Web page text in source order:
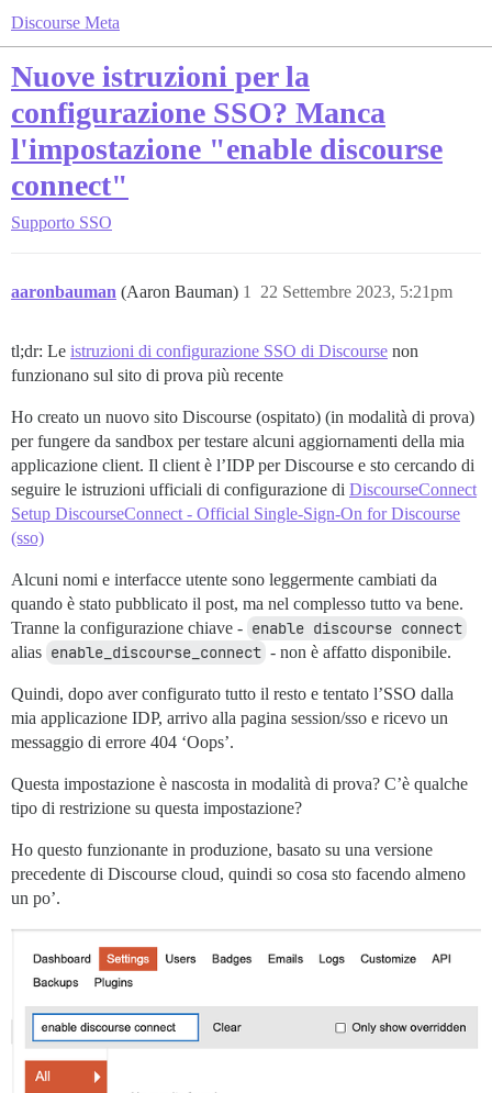
Discourse Meta
Nuove istruzioni per la
configurazione SSO? Manca
l'impostazione "enable discourse
connect"
Supporto SSO
aaronbauman (Aaron Bauman) 22 Settembre 2023, 5:21pm
1
tl;dr: Le istruzioni di configurazione SSO di Discourse non
funzionano sul sito di prova più recente
Ho creato un nuovo sito Discourse (ospitato) (in modalità di prova)
per fungere da sandbox per testare alcuni aggiornamenti della mia
applicazione client. Il client è l’IDP per Discourse e sto cercando di
seguire le istruzioni ufficiali di configurazione di DiscourseConnect
Setup DiscourseConnect - Official Single-Sign-On for Discourse
(sso)
Alcuni nomi e interfacce utente sono leggermente cambiati da
quando è stato pubblicato il post, ma nel complesso tutto va bene.
Tranne la configurazione chiave - enable discourse connect
alias enable_discourse_connect - non è affatto disponibile.
Quindi, dopo aver configurato tutto il resto e tentato l’SSO dalla
mia applicazione IDP, arrivo alla pagina session/sso e ricevo un
messaggio di errore 404 ‘Oops’.
Questa impostazione è nascosta in modalità di prova? C’è qualche
tipo di restrizione su questa impostazione?
Ho questo funzionante in produzione, basato su una versione
precedente di Discourse cloud, quindi so cosa sto facendo almeno
un po’.